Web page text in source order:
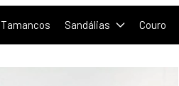
Tamancos Sandálias Couro